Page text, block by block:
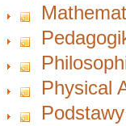
Physical